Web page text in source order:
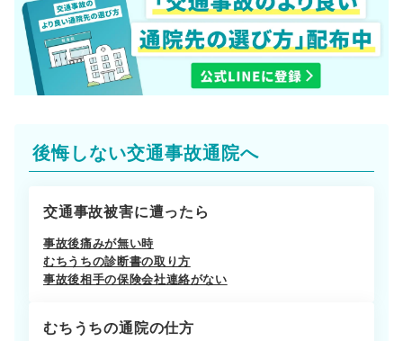
後悔しない交通事故通院へ
交通事故被害に遭ったら
事故後痛みが無い時
むちうちの診断書の取り方
事故後相手の保険会社連絡がない
むちうちの通院の仕方